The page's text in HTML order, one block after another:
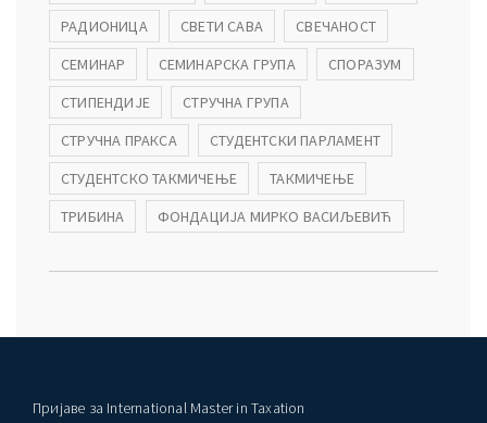
РАДИОНИЦА
СВЕТИ САВА
СВЕЧАНОСТ
СЕМИНАР
СЕМИНАРСКА ГРУПА
СПОРАЗУМ
СТИПЕНДИЈЕ
СТРУЧНА ГРУПА
СТРУЧНА ПРАКСА
СТУДЕНТСКИ ПАРЛАМЕНТ
СТУДЕНТСКО ТАКМИЧЕЊЕ
ТАКМИЧЕЊЕ
ТРИБИНА
ФОНДАЦИЈА МИРКО ВАСИЉЕВИЋ
Пријаве за International Master in Taxation